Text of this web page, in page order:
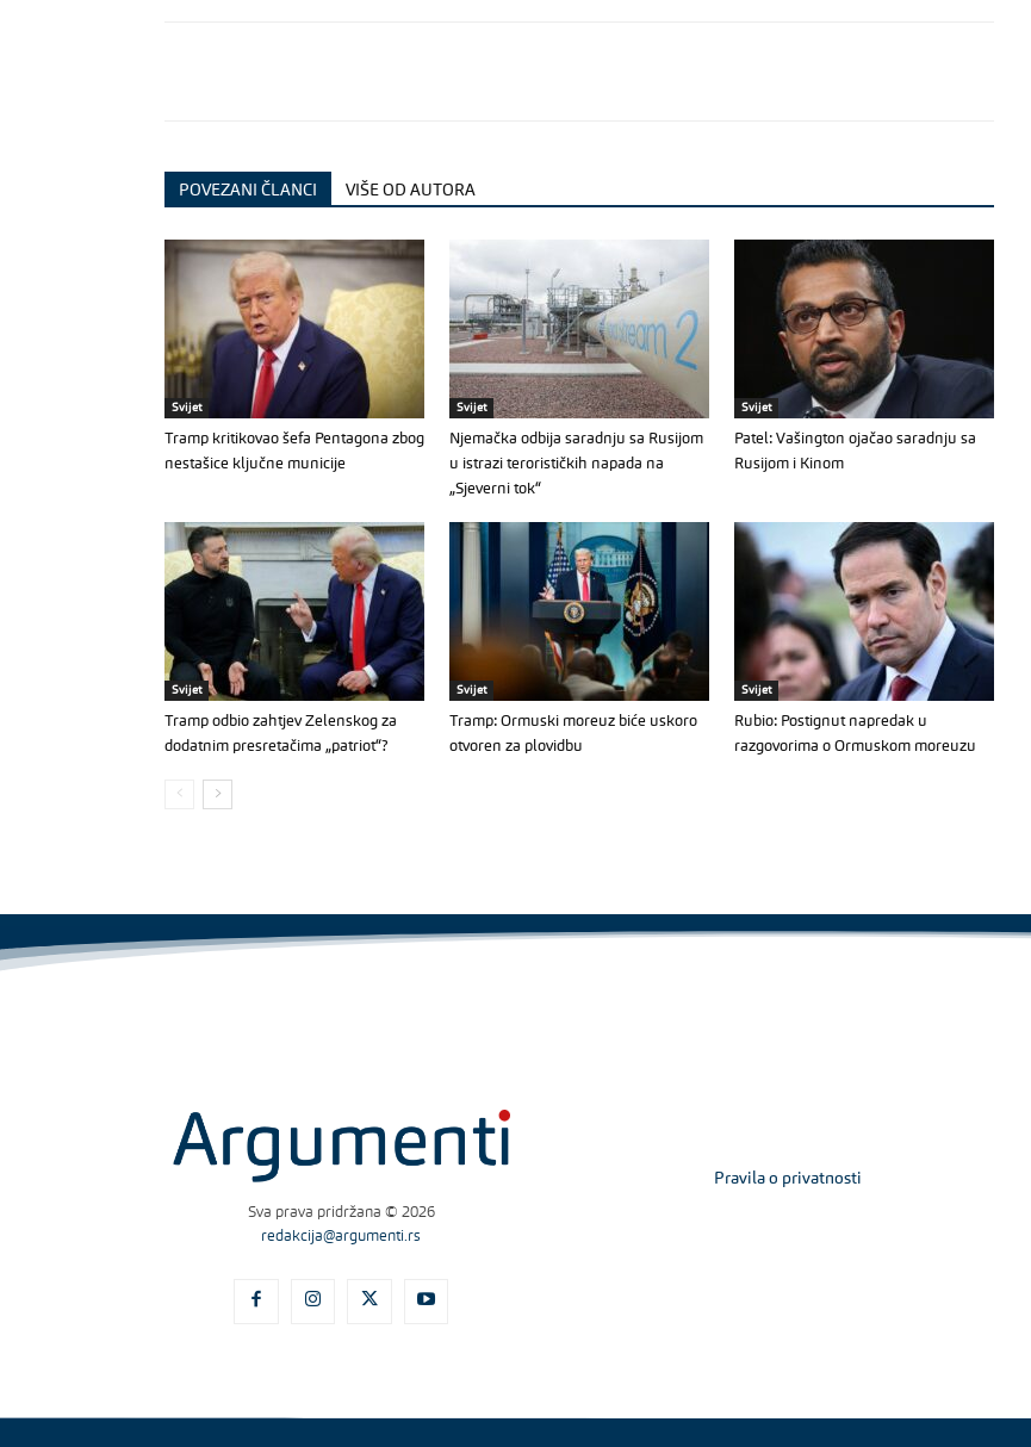
POVEZANI ČLANCI VIŠE OD AUTORA
Svijet
Tramp kritikovao šefa Pentagona zbog
nestašice ključne municije
Svijet
Njemačka odbija saradnju sa Rusijom
u istrazi terorističkih napada na
„Sjeverni tok“
Svijet
Patel: Vašington ojačao saradnju sa
Rusijom i Kinom
Svijet
Tramp odbio zahtjev Zelenskog za
dodatnim presretačima „patriot“?
Svijet
Tramp: Ormuski moreuz biće uskoro
otvoren za plovidbu
Svijet
Rubio: Postignut napredak u
razgovorima o Ormuskom moreuzu
Sva prava pridržana © 2026
redakcija@argumenti.rs
Pravila o privatnosti